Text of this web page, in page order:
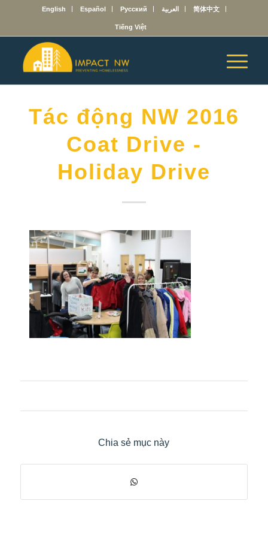
English Español Русский العربية 简体中文
Tiếng Việt
Tác động NW 2016
Coat Drive -
Holiday Drive
Chia sẻ mục này